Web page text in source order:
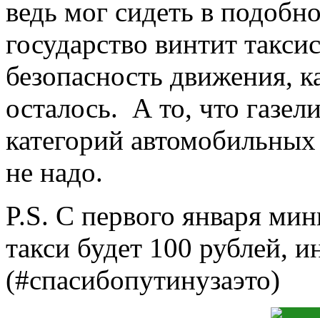
ведь мог сидеть в
государство винтит
безопасность движения,
осталось. А то, что
категорий
не надо.
P.S. С первого января
такси будет 100 рублей,
(#спасибопутинузаэто)